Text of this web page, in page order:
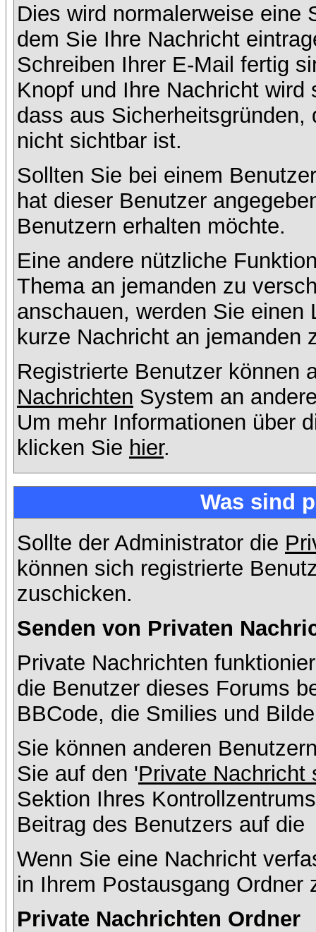
Dies wird normalerweise eine
dem Sie Ihre Nachricht
Schreiben Ihrer E-Mail fertig
Knopf und Ihre Nachricht
dass aus
nicht sichtbar ist.
Sollten Sie bei einem
hat dieser Benutzer
Benutzern erhalten möchte.
Eine andere nützliche
Thema an jemanden zu
anschauen, werden Sie
kurze Nachricht an jemanden
Registrierte Benutzer können
Nachrichten System an
Um mehr Informationen über
klicken Sie hier.
Was sind
Sollte der Administrator die
können sich registrierte
zuschicken.
Senden von Privaten
Private Nachrichten
die Benutzer dieses Forums
BBCode, die Smilies und
Sie können anderen
Sie auf den 'Private Nachricht
Sektion Ihres
Beitrag des Benutzers auf die
Wenn Sie eine Nachricht
in Ihrem Postausgang Ordner
Private Nachrichten Ordner